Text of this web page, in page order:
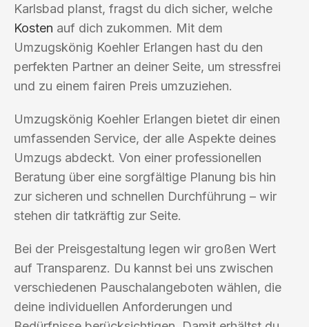
Karlsbad planst, fragst du dich sicher, welche
Kosten auf dich zukommen. Mit dem
Umzugskönig Koehler Erlangen hast du den
perfekten Partner an deiner Seite, um stressfrei
und zu einem fairen Preis umzuziehen.
Umzugskönig Koehler Erlangen bietet dir einen
umfassenden Service, der alle Aspekte deines
Umzugs abdeckt. Von einer professionellen
Beratung über eine sorgfältige Planung bis hin
zur sicheren und schnellen Durchführung – wir
stehen dir tatkräftig zur Seite.
Bei der Preisgestaltung legen wir großen Wert
auf Transparenz. Du kannst bei uns zwischen
verschiedenen Pauschalangeboten wählen, die
deine individuellen Anforderungen und